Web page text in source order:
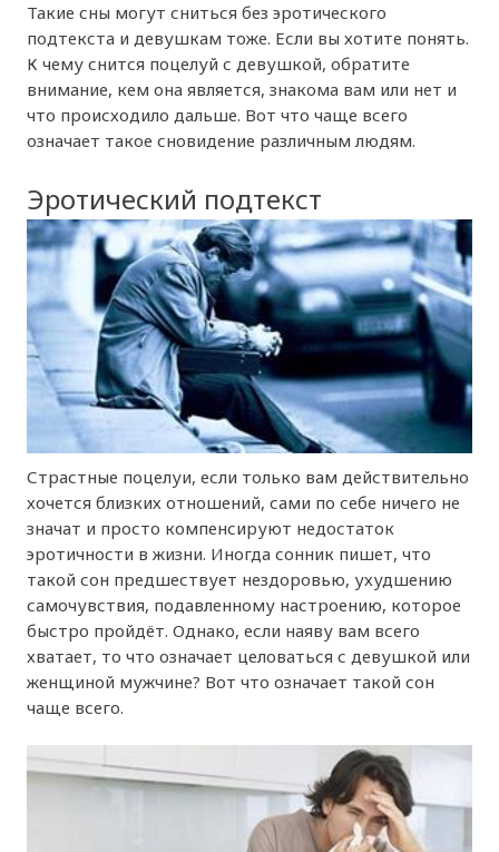
Такие сны могут сниться без эротического
подтекста и девушкам тоже. Если вы хотите понять.
К чему снится поцелуй с девушкой, обратите
внимание, кем она является, знакома вам или нет и
что происходило дальше. Вот что чаще всего
означает такое сновидение различным людям.
Эротический подтекст
Страстные поцелуи, если только вам действительно
хочется близких отношений, сами по себе ничего не
значат и просто компенсируют недостаток
эротичности в жизни. Иногда сонник пишет, что
такой сон предшествует нездоровью, ухудшению
самочувствия, подавленному настроению, которое
быстро пройдёт. Однако, если наяву вам всего
хватает, то что означает целоваться с девушкой или
женщиной мужчине? Вот что означает такой сон
чаще всего.